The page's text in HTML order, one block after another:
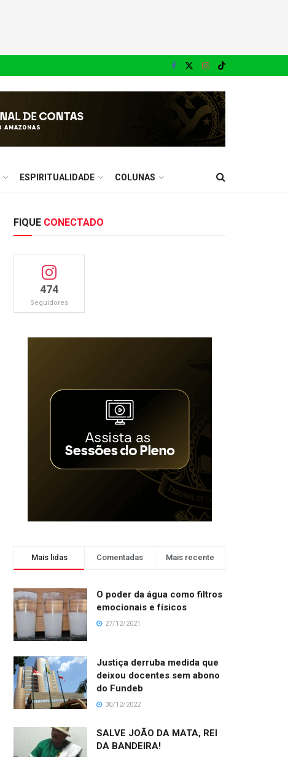
ESPIRITUALIDADE COLUNAS
FIQUE CONECTADO
474
Seguidores
Mais lidas Comentadas Mais recente
O poder da água como filtros
emocionais e físicos
27/12/2021
Justiça derruba medida que
deixou docentes sem abono
do Fundeb
30/12/2022
SALVE JOÃO DA MATA, REI
DA BANDEIRA!